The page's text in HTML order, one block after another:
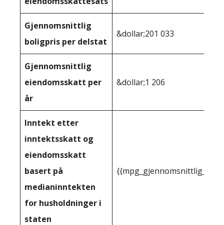
Gjennomsnittlig
boligpris per delstat
&dollar;201 033
Gjennomsnittlig
eiendomsskatt per
år
&dollar;1 206
Inntekt etter
inntektsskatt og
eiendomsskatt
basert på
medianinntekten
for husholdninger i
staten